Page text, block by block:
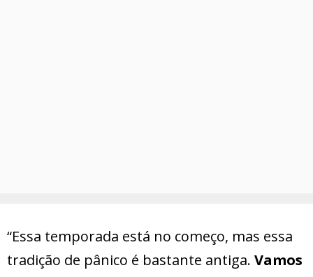
“Essa temporada está no começo, mas essa
tradição de pânico é bastante antiga. Vamos